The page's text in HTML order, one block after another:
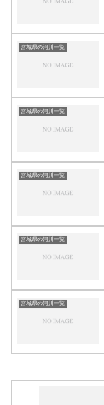
宮城県の河川一覧
宮城県の河川一覧
宮城県の河川一覧
宮城県の河川一覧
宮城県の河川一覧